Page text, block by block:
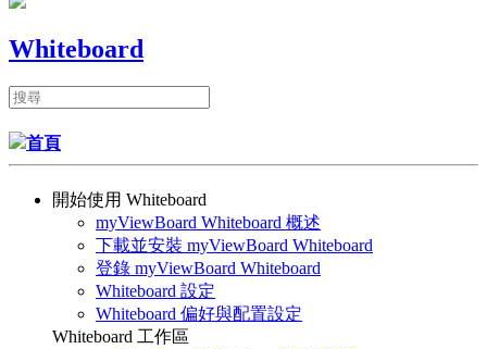
Whiteboard
首頁
開始使用 Whiteboard
myViewBoard Whiteboard 概述
下載並安裝 myViewBoard Whiteboard
登錄 myViewBoard Whiteboard
Whiteboard 設定
Whiteboard 偏好與配置設定
Whiteboard 工作區